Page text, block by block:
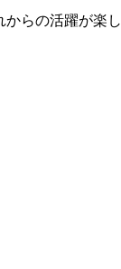
からの活躍が楽し